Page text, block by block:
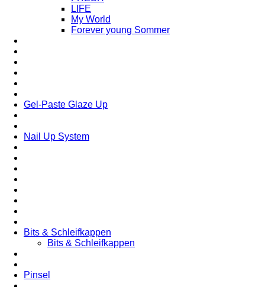
LIFE
My World
Forever young Sommer
Gel-Paste Glaze Up
Nail Up System
Bits & Schleifkappen
Bits & Schleifkappen
Pinsel